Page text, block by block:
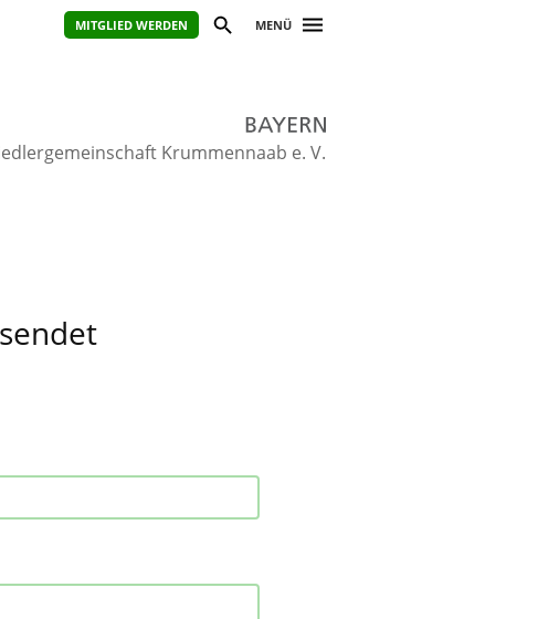
MITGLIED WERDEN MENÜ
Krummennaab e. V.